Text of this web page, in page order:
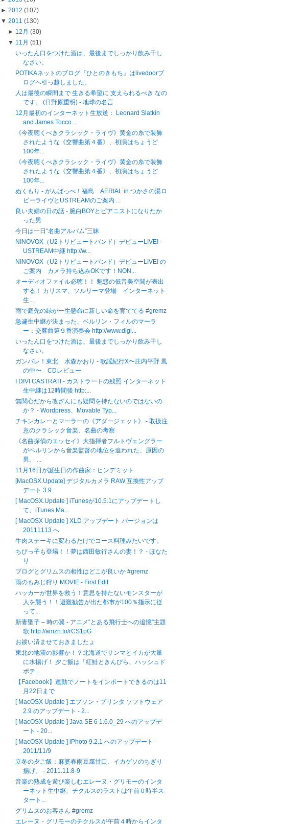
► 2012 (107)
▼ 2011 (130)
► 12月 (30)
▼ 11月 (51)
いったん口をつけた酒は、最後までしっかり飲み干し
なさい。
POTIKAネットのブログ『ひとのきもち』はlivedoorブ
ログへ引っ越しました。
人は最後の瞬間まで 生きる希望に 支えられるべき なの
です。 (日野原重明) - 地球の名言
12月最初のインターネット生放送： Leonard Slatkin
and James Tocco ...
《今夜聴くべきクラシック・ライヴ》黄金の糸で装飾
されたような《交響曲第４番》、初演はちょうど
100年...
《今夜聴くべきクラシック・ライヴ》黄金の糸で装飾
されたような《交響曲第４番》、初演はちょうど
100年...
ぬくもり - がんばっぺ！福島 AERIAL in つかさの湯ロ
ビーライヴとUSTREAMのご案内 ...
良い夫婦の日の話 - 腕白BOYとピアニストになりたか
った男
今日は一日“名曲アルバム”三昧
NINOVOX（U2トリビュートバンド）デビューLIVE! -
USTREAM中継 http://w...
NINOVOX（U2トリビュートバンド）デビューLIVE! の
ご案内 カメラ持ち込みOKです！NON...
オーディオファイル必聴！！ 魅惑の低音美空間が表出
する！ カリスマ、ソルリーマ登場 インターネット
生...
雨で庭先の緑が一生懸命に新しい命を育ててる #gremz
急遽生中継が決まった、ベルリン・フィルのマーラ
ー：交響曲第９番演奏会 http://www.digi...
いったん口をつけた酒は、最後までしっかり飲み干し
なさい。
ガンバレ！東北 水森かおり - 歌謡紀行X〜庄内平野 風
の中〜 CDレビュー
I DIVI CASTRATI - カストラートの残照 インターネット
生中継は12時間後 http:...
無関心だから改ざんにも疑問を持たないのではないの
か？ - Wordpress、Movable Typ...
チキンカレーとマーラーの《アダージェット》 - 取扱注
意のクラシック音楽、名曲の考察
《名曲探偵のエッセイ》大指揮者フルトヴェングラー
がベルリンから音楽監督の地位を追われた、原因の
男。 ...
11月16日が誕生日の作曲家：ヒンデミット
[MacOSX.Update] デジタルカメラ RAW 互換性アップ
デート 3.9
[ MacOSX.Update ] iTunesが10.5.1にアップデートし
て、iTunes Ma...
[ MacOSX Update ] XLD アップデート バージョンは
20111113 へ
牛肉ステーキに変わるだけでコース料理みたいです。
ちびっ子も登場！！夢は西田敏行さんの妻！？ - ほなた
り
ブログとグリムスの相性はどこが良いか #gremz
雨のもみじ狩り MOVIE - First Edit
ハッカーが世界を救う！意思を持たないモンスターが
人を襲う！！避難勧告が出た都市が100％指示に従
って...
新妻聖子 – 時の翼 - アニメ“とある飛行士への追憶”主題
歌 http://amzn.to/rCS1pG
お祓い済ませておきましたょ
東北の地震の影響か！？北海道でサンマとイカが大量
に水揚げ！ 夕ご飯は「紅鮭ときんぴら、ハッシュド
ポテ...
【Facebook】連動でノートをインポートできるのは11
月22日まで
[ MacOSX Update ] エプソン・プリンタ ソフトウェア
2.9 のアップデート - 2...
[ MacOSX Update ] Java SE 6 1.6.0_29 へのアップデ
ート - 20...
[ MacOSX Update ] iPhoto 9.2.1 へのアップデート -
2011/11/9
立冬の夕ご飯：麻婆春雨豆腐甘口、イカゲソのちぎり
揚げ。 - 2011.11.8-9
音楽の熟成を遊び楽しむエレーヌ・グリモーのインタ
ーネット生中継、チクルスのラストは午前０時半ス
タート...
グリムスのお客さん #gremz
エレーヌ・グリモーのチクルスが午前４時からインタ